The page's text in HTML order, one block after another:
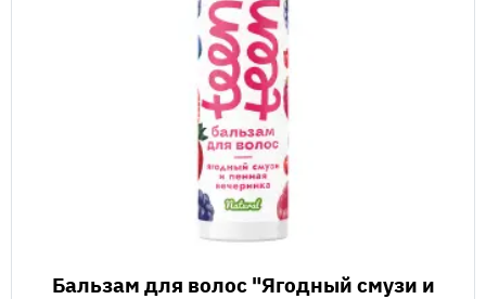
Бальзам для волос "Ягодный смузи и